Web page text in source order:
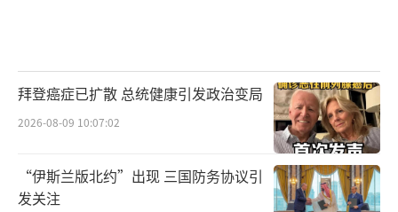
迅速要塞化、军事化。据日媒爆料，早在2021
年，自卫队就制定了“台海有事”时依托西南
诸岛军事据点作战的行动预案，包含“闪电
战”“两栖作战”“火力压制与封锁”等三
套“夺岛”用兵方案，狼子野心昭然若揭。
拜登癌症已扩散 总统健康引发政治变局
2026-08-09 10:07:02
“伊斯兰版北约”出现 三国防务协议引
发关注